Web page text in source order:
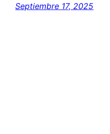
Septiembre 17, 2025